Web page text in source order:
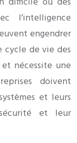
l’intelligence
engendrer
cycle de vie des
nécessite une
doivent
et leurs
et leur